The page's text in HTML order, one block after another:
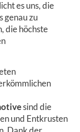
es uns, die
genau zu
die höchste
sind die
und Entkrusten